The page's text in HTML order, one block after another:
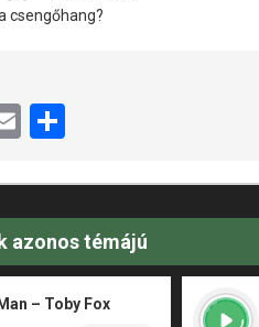
csengőhang?
Email
azonos témájú
– Toby Fox